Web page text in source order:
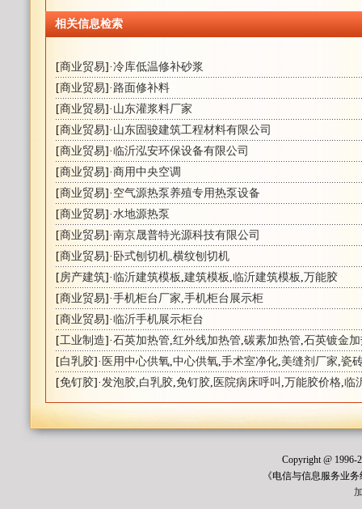
相关信息检索
[商业贸易]·冷库低温修补砂浆
[商业贸易]· 路面修补料
[商业贸易]· 山东灌浆料厂家
[商业贸易]· 山东固骏建筑工程材料有限公司
[商业贸易]·临沂泓安环保设备有限公司
[商业贸易]·商用中央空调
[商业贸易]· 空气源热泵养殖专用热泵设备
[商业贸易]·水地源热泵
[商业贸易]·南京晟普特光源科技有限公司
[商业贸易]· 卧式刨切机,横纹刨切机
[房产建筑]·临沂建筑模板 ,建筑模板 ,临沂建筑模板 ,万能胶
[商业贸易]·手机柜台厂家,手机柜台展示柜
[商业贸易]·临沂手机展示柜台
[工业制造]·石英加热管,红外线加热管,碳素加热管,石英镀金
[白乳胶]· 医用中心供氧,中心供氧,手术室净化,美缝剂厂家,瓷
[免钉胶]·发泡胶,白乳胶,免钉胶, 医院病床呼叫 ,万能胶价格,临
Copyright @ 1996-
《电信与信息服务业